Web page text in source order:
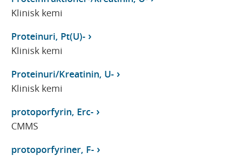
Klinisk kemi
Proteinuri, Pt(U)-
Klinisk kemi
Proteinuri/Kreatinin, U-
Klinisk kemi
protoporfyrin, Erc-
CMMS
protoporfyriner, F-